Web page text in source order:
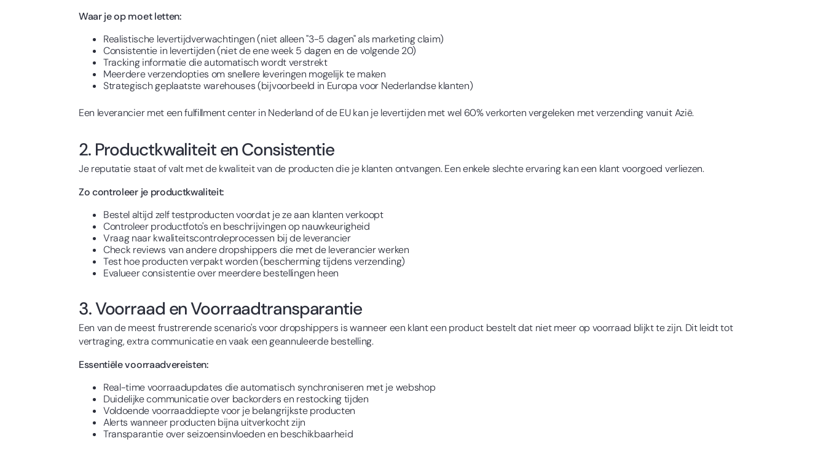
Waar je op moet letten:
Realistische levertijdverwachtingen (niet alleen "3-5 dagen" als marketing claim)
Consistentie in levertijden (niet de ene week 5 dagen en de volgende 20)
Tracking informatie die automatisch wordt verstrekt
Meerdere verzendopties om snellere leveringen mogelijk te maken
Strategisch geplaatste warehouses (bijvoorbeeld in Europa voor Nederlandse klanten)
Een leverancier met een fulfillment center in Nederland of de EU kan je levertijden met wel 60% verkorten vergeleken met verzending vanuit Azië.
2. Productkwaliteit en Consistentie
Je reputatie staat of valt met de kwaliteit van de producten die je klanten ontvangen. Een enkele slechte ervaring kan een klant voorgoed verliezen.
Zo controleer je productkwaliteit:
Bestel altijd zelf testproducten voordat je ze aan klanten verkoopt
Controleer productfoto's en beschrijvingen op nauwkeurigheid
Vraag naar kwaliteitscontroleprocessen bij de leverancier
Check reviews van andere dropshippers die met de leverancier werken
Test hoe producten verpakt worden (bescherming tijdens verzending)
Evalueer consistentie over meerdere bestellingen heen
3. Voorraad en Voorraadtransparantie
Een van de meest frustrerende scenario's voor dropshippers is wanneer een klant een product bestelt dat niet meer op voorraad blijkt te zijn. Dit leidt tot
vertraging, extra communicatie en vaak een geannuleerde bestelling.
Essentiële voorraadvereisten:
Real-time voorraadupdates die automatisch synchroniseren met je webshop
Duidelijke communicatie over backorders en restocking tijden
Voldoende voorraaddiepte voor je belangrijkste producten
Alerts wanneer producten bijna uitverkocht zijn
Transparantie over seizoensinvloeden en beschikbaarheid